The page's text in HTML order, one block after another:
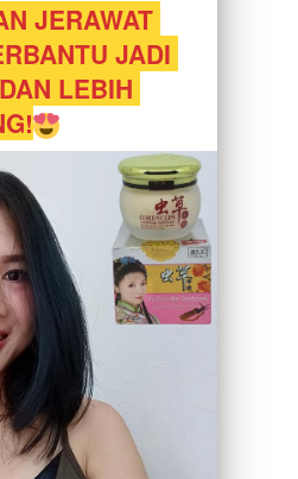
JERAWAT
JADI
LEBIH